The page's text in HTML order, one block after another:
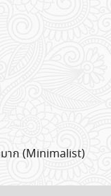
มาก (Minimalist)